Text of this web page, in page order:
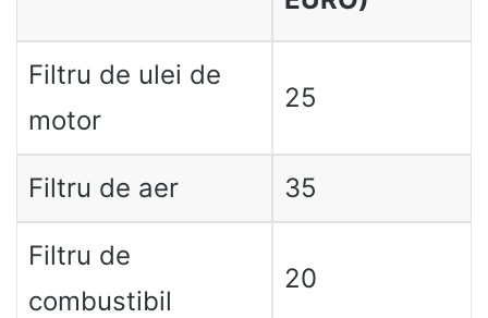
Filtru de ulei de
motor
25
Filtru de aer 35
Filtru de
combustibil
20